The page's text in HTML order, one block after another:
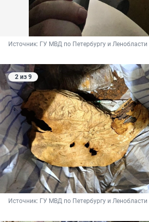
Источник: ГУ МВД по Петербургу и Ленобласти
2 из 9
Источник: ГУ МВД по Петербургу и Ленобласти